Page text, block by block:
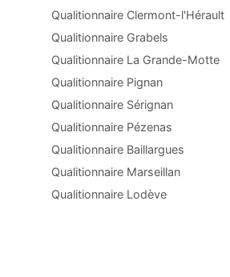
Qualitionnaire Clermont-l'Hérault
Qualitionnaire Grabels
Qualitionnaire La Grande-Motte
Qualitionnaire Pignan
Qualitionnaire Sérignan
Qualitionnaire Pézenas
Qualitionnaire Baillargues
Qualitionnaire Marseillan
Qualitionnaire Lodève